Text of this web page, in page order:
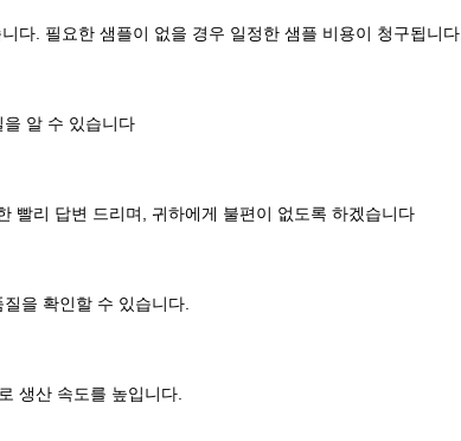
다. 필요한 샘플이 없을 경우 일정한 샘플 비용이 청구됩니다
알 수 있습니다
빨리 답변 드리며, 귀하에게 불편이 없도록 하겠습니다
을 확인할 수 있습니다.
생산 속도를 높입니다.